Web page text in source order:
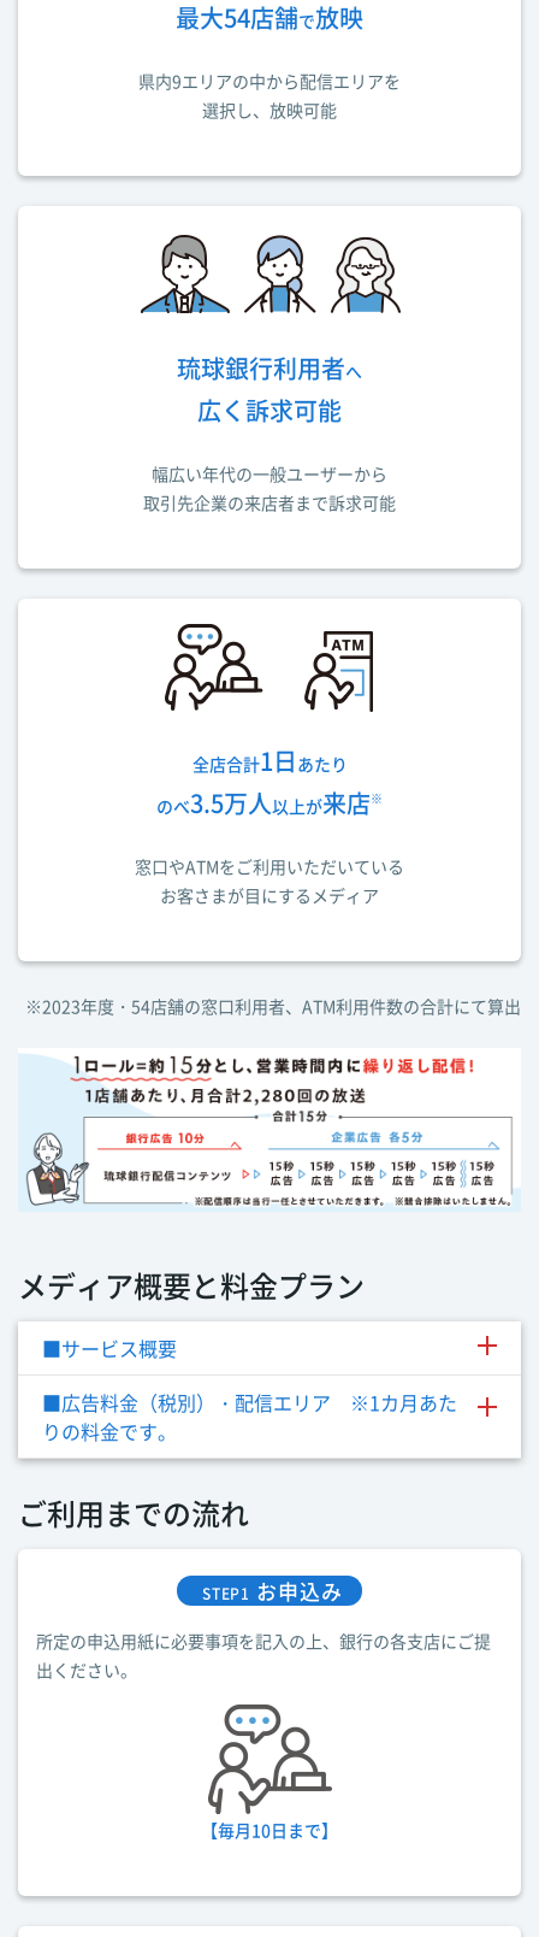
最大54店舗で放映
県内9エリアの中から配信エリアを
選択し、放映可能
琉球銀行利用者へ
広く訴求可能
幅広い年代の一般ユーザーから
取引先企業の来店者まで訴求可能
全店合計1日 あたり
のべ3.5万人以上が来店※
窓口やATMをご利用いただいている
お客さまが目にするメディア
※2023年度・54店舗の窓口利用者、ATM利用件数の合計にて算出
メディア概要と料金プラン
■サービス概要
■広告料金（税別）・配信エリア ※1カ月あた
りの料金です。
ご利用までの流れ
STEP1 お申込み
所定の申込用紙に必要事項を記入の上、銀行の各支店にご提
出ください。
【毎月10日まで】